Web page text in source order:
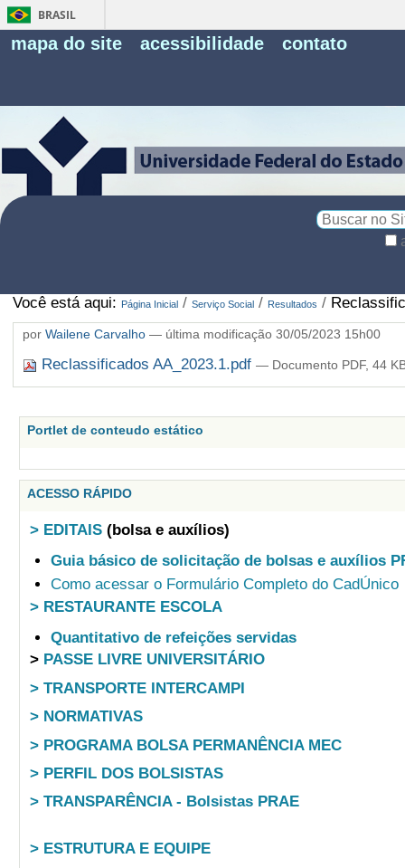
BRASIL
mapa do site acessibilidade contato
Você está aqui: Página Inicial / Serviço Social / Resultados /
por Wailene Carvalho— última modificação30/05/2023 15h00
Reclassificados AA_2023.1.pdf — Documento PDF, 44
Portlet de conteudo estático
ACESSO RÁPIDO
> EDITAIS (bolsa e auxílios)
Guia básico de solicitação de bolsas e auxílios
Como acessar o Formulário Completo do CadÚnico
> RESTAURANTE ESCOLA
Quantitativo de refeições servidas
> PASSE LIVRE UNIVERSITÁRIO
> TRANSPORTE INTERCAMPI
> NORMATIVAS
> PROGRAMA BOLSA PERMANÊNCIA MEC
> PERFIL DOS BOLSISTAS
> TRANSPARÊNCIA - Bolsistas PRAE
> ESTRUTURA E EQUIPE